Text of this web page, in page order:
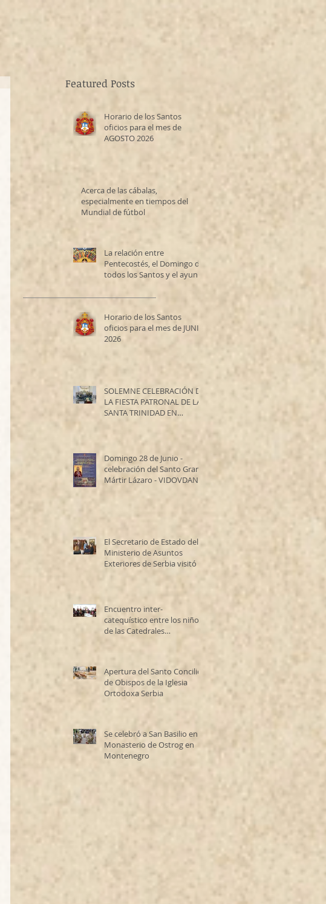
Featured Posts
Horario de los Santos
oficios para el mes de
AGOSTO 2026
Acerca de las cábalas,
especialmente en tiempos del
Mundial de fútbol
La relación entre
Pentecostés, el Domingo de
todos los Santos y el ayuno
Horario de los Santos
oficios para el mes de JUNIO
2026
SOLEMNE CELEBRACIÓN DE
LA FIESTA PATRONAL DE LA
SANTA TRINIDAD EN
RESISTENCIA
Domingo 28 de Junio -
celebración del Santo Gran
Mártir Lázaro - VIDOVDAN
El Secretario de Estado del
Ministerio de Asuntos
Exteriores de Serbia visitó la
Encuentro inter-
catequístico entre los niños
de las Catedrales
Apertura del Santo Concilio
de Obispos de la Iglesia
Ortodoxa Serbia
Se celebró a San Basilio en el
Monasterio de Ostrog en
Montenegro